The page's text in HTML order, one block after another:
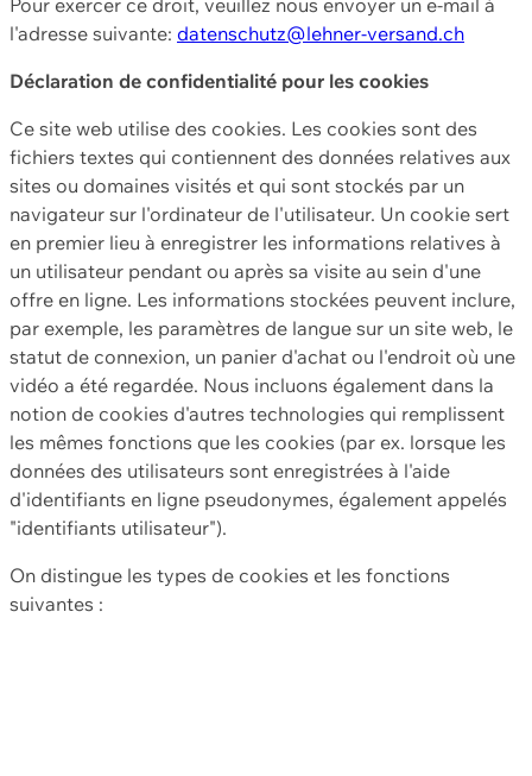
l'adresse suivante: datenschutz@lehner-versand.ch
Déclaration de confidentialité pour les cookies
Ce site web utilise des cookies. Les cookies sont des
fichiers textes qui contiennent des données relatives aux
sites ou domaines visités et qui sont stockés par un
navigateur sur l'ordinateur de l'utilisateur. Un cookie sert
en premier lieu à enregistrer les informations relatives à
un utilisateur pendant ou après sa visite au sein d'une
offre en ligne. Les informations stockées peuvent inclure,
par exemple, les paramètres de langue sur un site web, le
statut de connexion, un panier d'achat ou l'endroit où une
vidéo a été regardée. Nous incluons également dans la
notion de cookies d'autres technologies qui remplissent
les mêmes fonctions que les cookies (par ex. lorsque les
données des utilisateurs sont enregistrées à l'aide
d'identifiants en ligne pseudonymes, également appelés
"identifiants utilisateur").
On distingue les types de cookies et les fonctions
suivantes :